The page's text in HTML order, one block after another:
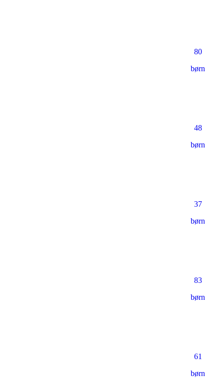
80
børn
48
børn
37
børn
83
børn
61
børn